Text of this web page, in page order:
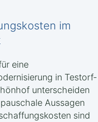
im
eine
in Testorf-
unterscheiden
Aussagen
sind